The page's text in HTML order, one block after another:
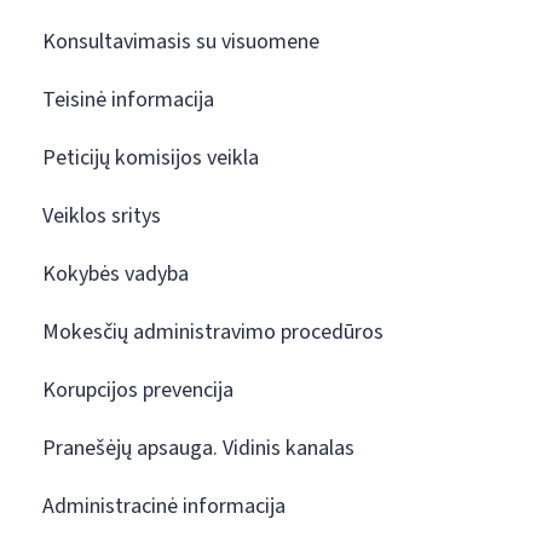
Konsultavimasis su visuomene
Teisinė informacija
Peticijų komisijos veikla
Veiklos sritys
Kokybės vadyba
Mokesčių administravimo procedūros
Korupcijos prevencija
Pranešėjų apsauga. Vidinis kanalas
Administracinė informacija